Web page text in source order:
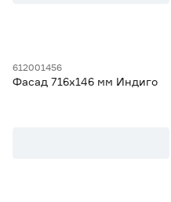
612001456
Фасад 716х146 мм Индиго